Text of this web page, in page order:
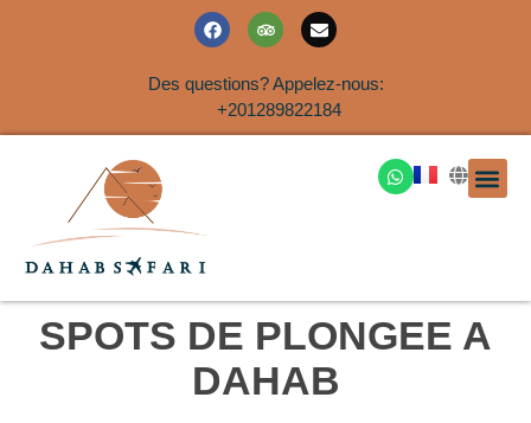
Des questions? Appelez-nous:
+201289822184
SPOTS DE PLONGEE A
DAHAB